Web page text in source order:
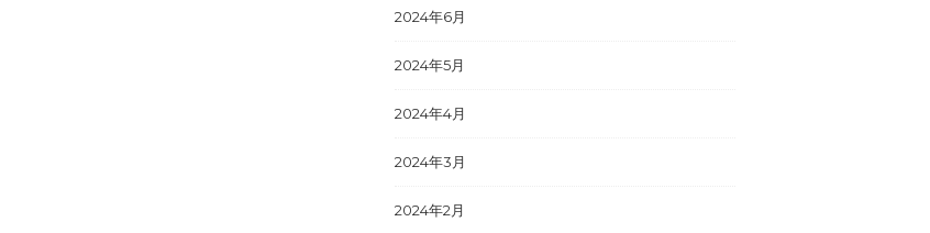
2024年6月
2024年5月
2024年4月
2024年3月
2024年2月